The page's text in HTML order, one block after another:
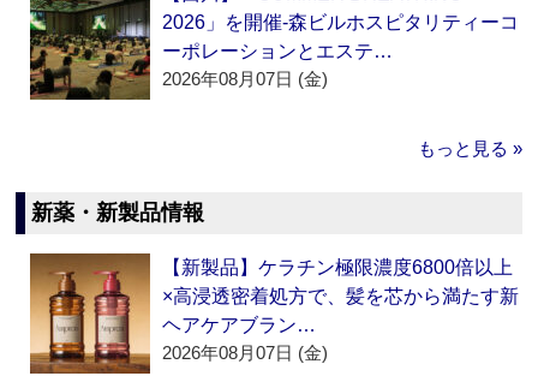
2026」を開催‐森ビルホスピタリティーコ
ーポレーションとエステ…
2026年08月07日 (金)
もっと見る »
新薬・新製品情報
【新製品】ケラチン極限濃度6800倍以上
×高浸透密着処方で、髪を芯から満たす新
ヘアケアブラン…
2026年08月07日 (金)